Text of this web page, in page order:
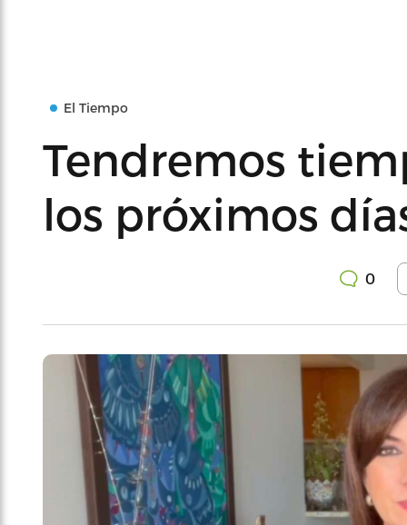
El Tiempo
Tendremos
los próximos
0